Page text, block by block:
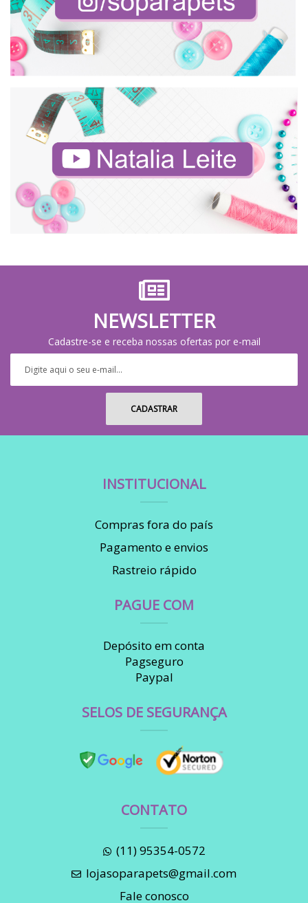
NEWSLETTER
Cadastre-se e receba nossas ofertas por e-mail
INSTITUCIONAL
Compras fora do país
Pagamento e envios
Rastreio rápido
PAGUE COM
Depósito em conta
Pagseguro
Paypal
SELOS DE SEGURANÇA
CONTATO
(11) 95354-0572
lojasoparapets@gmail.com
Fale conosco